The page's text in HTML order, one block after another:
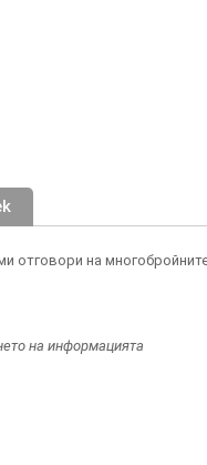
отговори на
на информацията